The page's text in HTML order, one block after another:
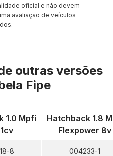
oficial e não devem
avaliação de veículos
outras versões
Fipe
1.0 Mpfi
8
Hatchback 1.8
Flexpower 8v
004233-1